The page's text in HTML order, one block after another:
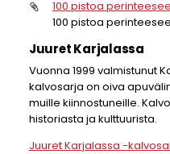
100 pistoa
100 pistoa
Juuret Karjalassa
Vuonna 1999 valmistunut
kalvosarja on oiva
muille kiinnostuneille.
historiasta ja kulttuurista.
Juuret Karjalassa -